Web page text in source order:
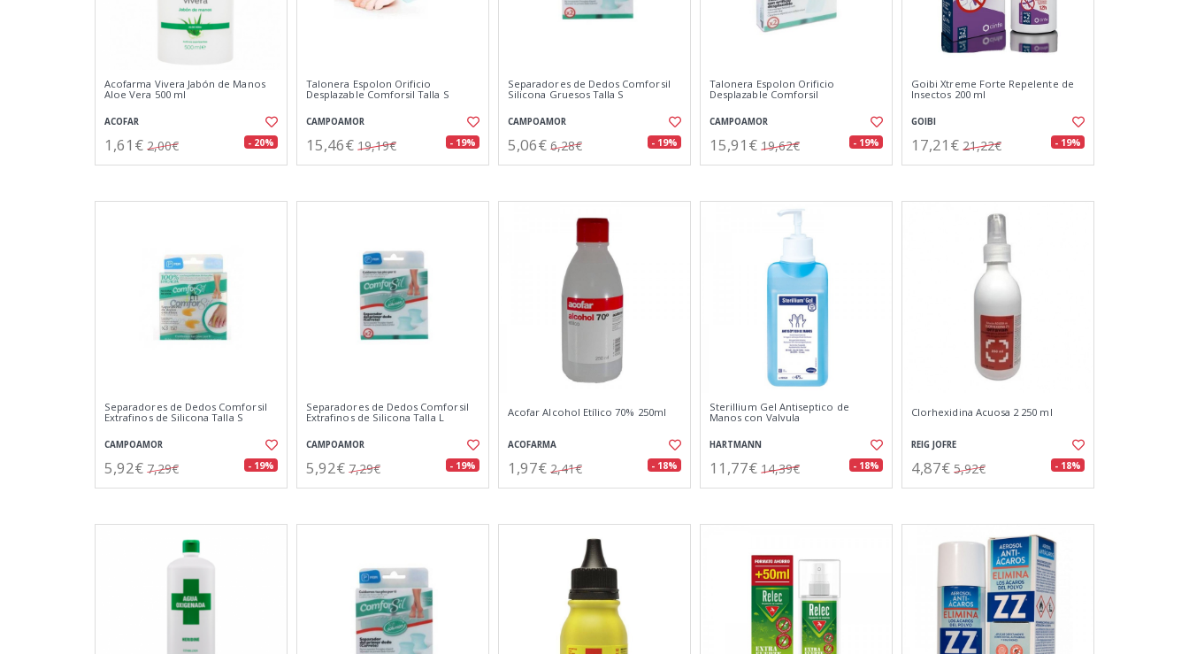
Acofarma Vivera Jabón de Manos
Aloe Vera 500 ml
ACOFAR
1,61€ 2,00€ - 20%
Talonera Espolon Orificio
Desplazable Comforsil Talla S
CAMPOAMOR
15,46€ 19,19€ - 19%
Separadores de Dedos Comforsil
Silicona Gruesos Talla S
CAMPOAMOR
5,06€ 6,28€ - 19%
Talonera Espolon Orificio
Desplazable Comforsil
CAMPOAMOR
15,91€ 19,62€ - 19%
Goibi Xtreme Forte Repelente de
Insectos 200 ml
GOIBI
17,21€ 21,22€ - 19%
Separadores de Dedos Comforsil
Extrafinos de Silicona Talla S
CAMPOAMOR
5,92€ 7,29€ - 19%
Separadores de Dedos Comforsil
Extrafinos de Silicona Talla L
CAMPOAMOR
5,92€ 7,29€ - 19%
Acofar Alcohol Etílico 70% 250ml
ACOFARMA
1,97€ 2,41€ - 18%
Sterillium Gel Antiseptico de
Manos con Valvula
HARTMANN
11,77€ 14,39€ - 18%
Clorhexidina Acuosa 2 250 ml
REIG JOFRE
4,87€ 5,92€ - 18%